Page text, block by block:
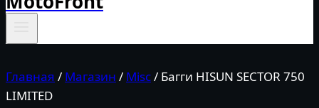
Главная / Магазин / Misc/ Багги HISUN SECTOR 750
LIMITED